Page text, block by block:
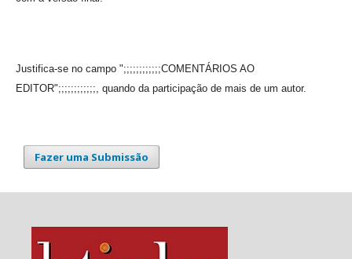
Justifica-se no campo ";;;;;;;;;;;;COMENTÁRIOS AO
EDITOR";;;;;;;;;;;;, quando da participação de mais de um autor.
Fazer uma Submissão